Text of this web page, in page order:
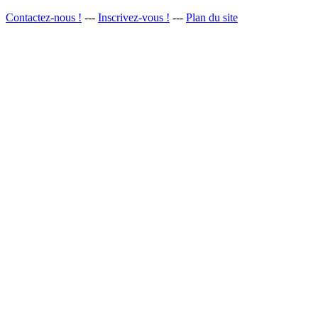
Contactez-nous ! --- Inscrivez-vous ! --- Plan du site